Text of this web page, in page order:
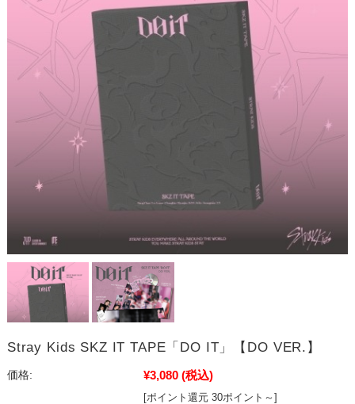
Stray Kids SKZ IT TAPE「DO IT」【DO VER.】
価格: ¥3,080 (税込)
[ポイント還元 30ポイント～]